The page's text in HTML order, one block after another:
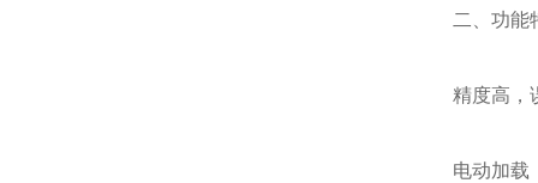
二、功能
精度高，
电动加载